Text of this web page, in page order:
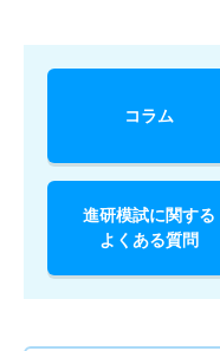
コラム
進研模試に関する
よくある質問